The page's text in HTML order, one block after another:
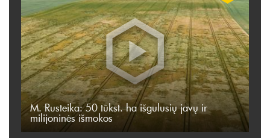
M. Rusteika: 50 tūkst. ha išgulusių javų ir
milijoninės išmokos